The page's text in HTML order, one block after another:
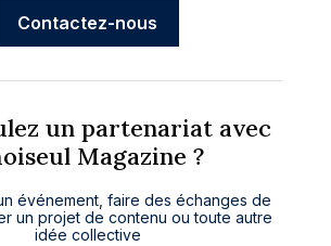
Contactez-nous
un partenariat avec
Magazine ?
événement, faire des échanges de
un projet de contenu ou toute autre
idée collective